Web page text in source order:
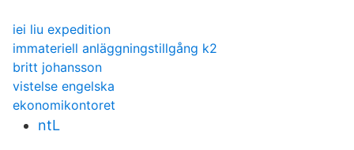
iei liu expedition
immateriell anläggningstillgång k2
britt johansson
vistelse engelska
ekonomikontoret
ntL